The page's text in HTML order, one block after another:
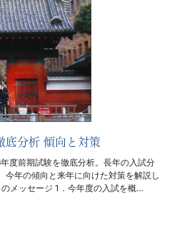
底分析 傾向と対策
度前期試験を徹底分析。長年の入試分
今年の傾向と来年に向けた対策を解説し
メッセージ 1．今年度の入試を概…